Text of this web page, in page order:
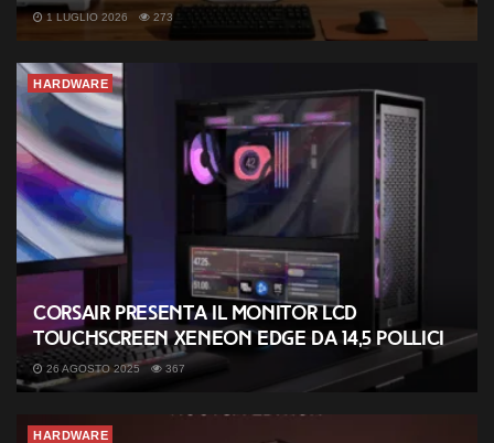
1 LUGLIO 2026 273
HARDWARE
Corsair presenta il monitor LCD
touchscreen XENEON EDGE da 14,5 pollici
26 AGOSTO 2025 367
HARDWARE